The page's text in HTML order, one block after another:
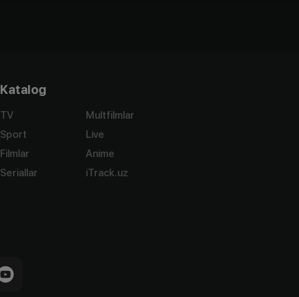
Katalog
TV
Sport
Filmlar
Seriallar
Multfilmlar
Live
Anime
iTrack.uz